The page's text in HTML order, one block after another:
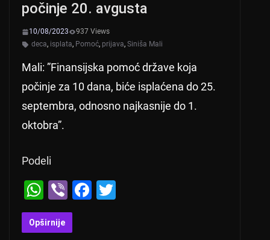
k
počinje 20. avgusta
10/08/2023
937 Views
deca, isplata, Pomoć, prijava, Siniša Mali
Mali: ”Finansijska pomoć države koja
počinje za 10 dana, biće isplaćena do 25.
septembra, odnosno najkasnije do 1.
oktobra”.
Podeli
W
h
at
Vi
b
er
F
Opširnije